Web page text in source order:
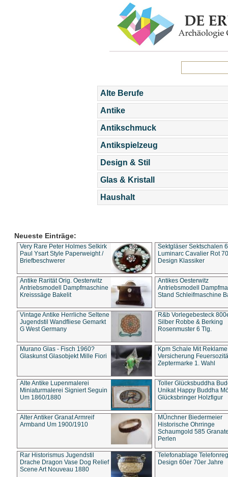
Alte Berufe
Antike
Antikschmuck
Antikspielzeug
Design & Stil
Glas & Kristall
Haushalt
Neueste Einträge:
Very Rare Peter Holmes Selkirk
Paul Ysart Style Paperweight /
Briefbeschwerer
Sektgläser Sektschalen
Luminarc Cavalier Rot
Design Klassiker
Antike Rarität Orig. Oesterwitz
Antriebsmodell Dampfmaschine
Kreisssäge Bakelit
Antikes Oesterwitz
Antriebsmodell
Stand Schleifmaschine
Vintage Antike Herrliche Seltene
Jugendstil Wandfliese Gemarkt
G West Germany
R&b Vorlegebesteck
Silber Robbe & Berking
Rosenmuster 6 Tlg.
Murano Glas - Fisch 1960?
Glaskunst Glasobjekt Mille Fiori
Kpm Schale Mit Reklame
Versicherung
Zeptermarke 1. Wahl
Alte Antike Lupenmalerei
Miniaturmalerei Signiert Seguin
Um 1860/1880
Toller Glücksbuddha
Unikat Happy Buddha
Glücksbringer Holzfigur
Alter Antiker Granat Armreif
Armband Um 1900/1910
MÜnchner Biedermeier
Historische Ohrringe
Schaumgold 585
Perlen
Rar Historismus Jugendstil
Drache Dragon Vase Dog Relief
Scene Art Nouveau 1880
Telefonablage
Design 60er 70er Jahre